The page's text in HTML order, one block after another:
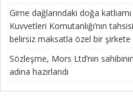
Girne dağlarındaki doğa
Kuvvetleri Komutanlığı’nın
belirsiz maksatla özel bir
Sözleşme, Mors Ltd’nin
adına hazırlandı